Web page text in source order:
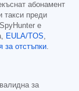
абонамент
такси преди
е
EULA/TOS,
за отстъпки.
за